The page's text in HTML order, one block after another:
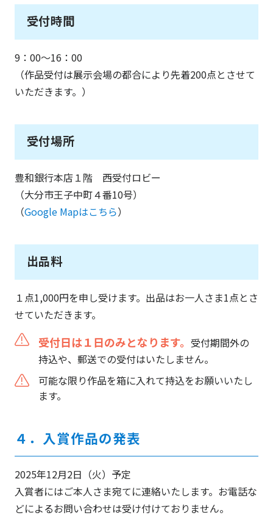
受付時間
9：00～16：00
（作品受付は展示会場の都合により先着200点とさせて
いただきます。）
受付場所
豊和銀行本店１階 西受付ロビー
（大分市王子中町４番10号）
（Google Mapはこちら）
出品料
１点1,000円を申し受けます。出品はお一人さま1点とさ
せていただきます。
受付日は１日のみとなります。 受付期間外の
持込や、郵送での受付はいたしません。
可能な限り作品を箱に入れて持込をお願いいたし
ます。
４．入賞作品の発表
2025年12月2日（火）予定
入賞者にはご本人さま宛てに連絡いたします。お電話な
どによるお問い合わせは受け付けておりません。